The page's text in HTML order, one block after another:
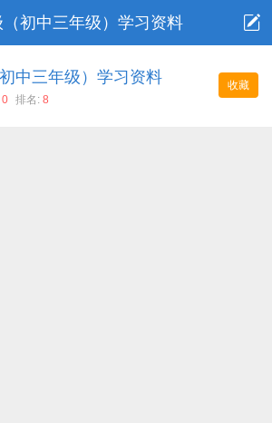
（初中三年级）学习资料
收藏
中三年级）学习资料
0 排名: 8